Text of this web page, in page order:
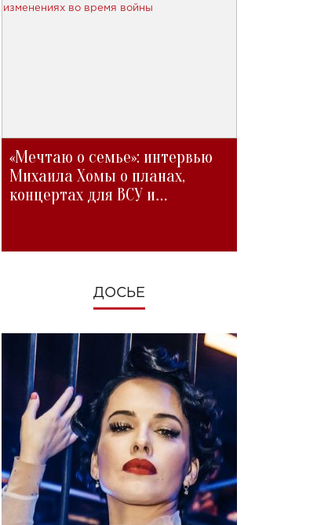
«Мечтаю о семье»: интервью
Михаила Хомы о планах,
концертах для ВСУ и
ДОСЬЕ